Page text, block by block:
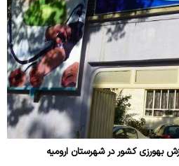
کشور در شهرستان ارومیه